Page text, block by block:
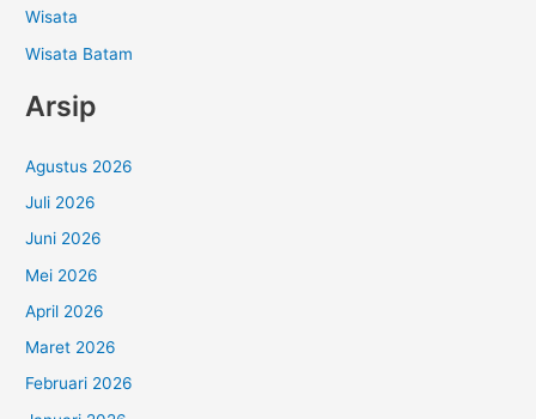
Wisata
Wisata Batam
Arsip
Agustus 2026
Juli 2026
Juni 2026
Mei 2026
April 2026
Maret 2026
Februari 2026